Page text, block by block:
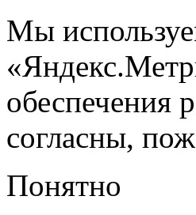
Мы
обеспечения
согласны,
Понятно